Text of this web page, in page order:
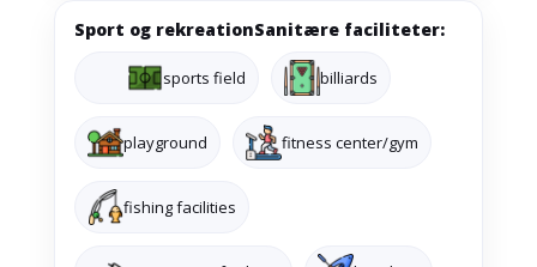
Sport og rekreationSanitære faciliteter:
sports field billiards
playground fitness center/gym
fishing facilities